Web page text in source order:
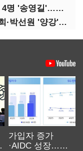
(정기여론조사)③2순위, 10명 중 4명 '송영길'…정청래 '한 자릿수'
(정기여론조사)④최고위원 최민희·박선원 '양강'…서미화·이성윤·임미애 뒤이어
가입자 증가
·AIDC 성장…